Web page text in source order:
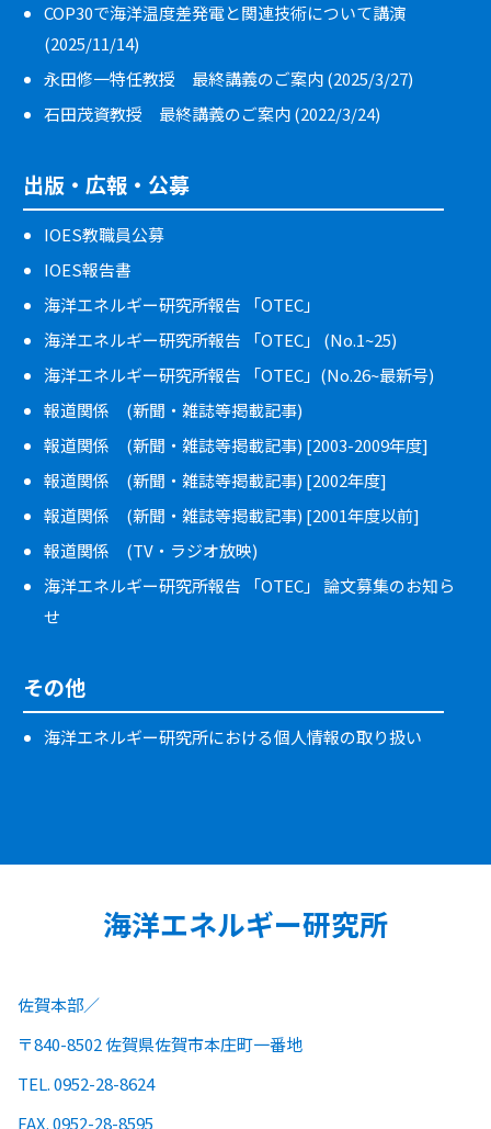
COP30で海洋温度差発電と関連技術について講演
(2025/11/14)
永田修一特任教授 最終講義のご案内 (2025/3/27)
石田茂資教授 最終講義のご案内 (2022/3/24)
出版・広報・公募
IOES教職員公募
IOES報告書
海洋エネルギー研究所報告 「OTEC」
海洋エネルギー研究所報告 「OTEC」 (No.1~25)
海洋エネルギー研究所報告 「OTEC」(No.26~最新号)
報道関係 (新聞・雑誌等掲載記事)
報道関係 (新聞・雑誌等掲載記事) [2003-2009年度]
報道関係 (新聞・雑誌等掲載記事) [2002年度]
報道関係 (新聞・雑誌等掲載記事) [2001年度以前]
報道関係 (TV・ラジオ放映)
海洋エネルギー研究所報告 「OTEC」 論文募集のお知ら
せ
その他
海洋エネルギー研究所における個人情報の取り扱い
海洋エネルギー研究所
佐賀本部
〒840-8502 佐賀県佐賀市本庄町一番地
TEL. 0952-28-8624
FAX. 0952-28-8595